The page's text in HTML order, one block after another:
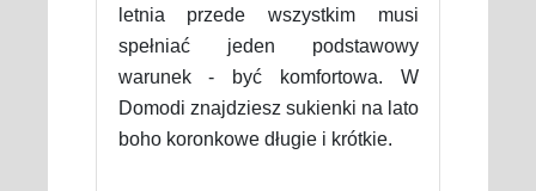
letnia przede wszystkim musi
spełniać jeden podstawowy
warunek - być komfortowa. W
Domodi znajdziesz sukienki na lato
boho koronkowe długie i krótkie.